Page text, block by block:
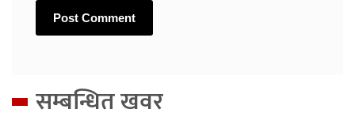
सम्बन्धित खवर